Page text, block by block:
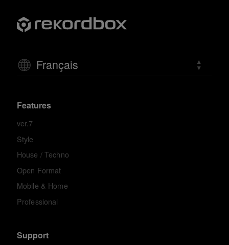
Français
Features
ver.7
Style
House / Techno
Open Format
Mobile & Home
Professional
Support